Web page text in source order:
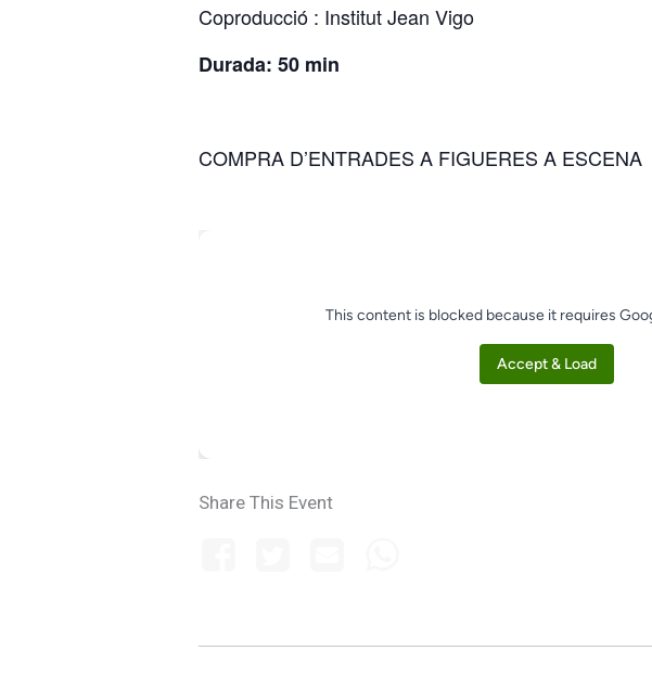
Coproducció : Institut Jean Vigo
Durada: 50 min
COMPRA D’ENTRADES A FIGUERES A ESCENA
This content is blocked because it requires
Accept & Load
Share This Event